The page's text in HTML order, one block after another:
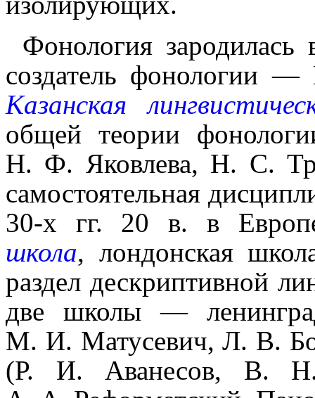
Фонология
создатель фонологии
Казанская
общей теории
Н. Ф. Яковлева, Н. С.
само­сто­я­тель­ная
30‑х гг. 20 в. в
школа, лондонская
раздел дескриптивной
две школы —
М. И. Матусевич, Л. В.
(Р. И. Аванесов, В.